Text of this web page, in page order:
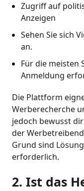
Zugriff auf
Anzeigen
Sehen Sie sich
an.
Für die meisten
Anmeldung
Die Plattform
Werberecherche
jedoch bewusst
der
Grund sind
erforderlich.
2. Ist das